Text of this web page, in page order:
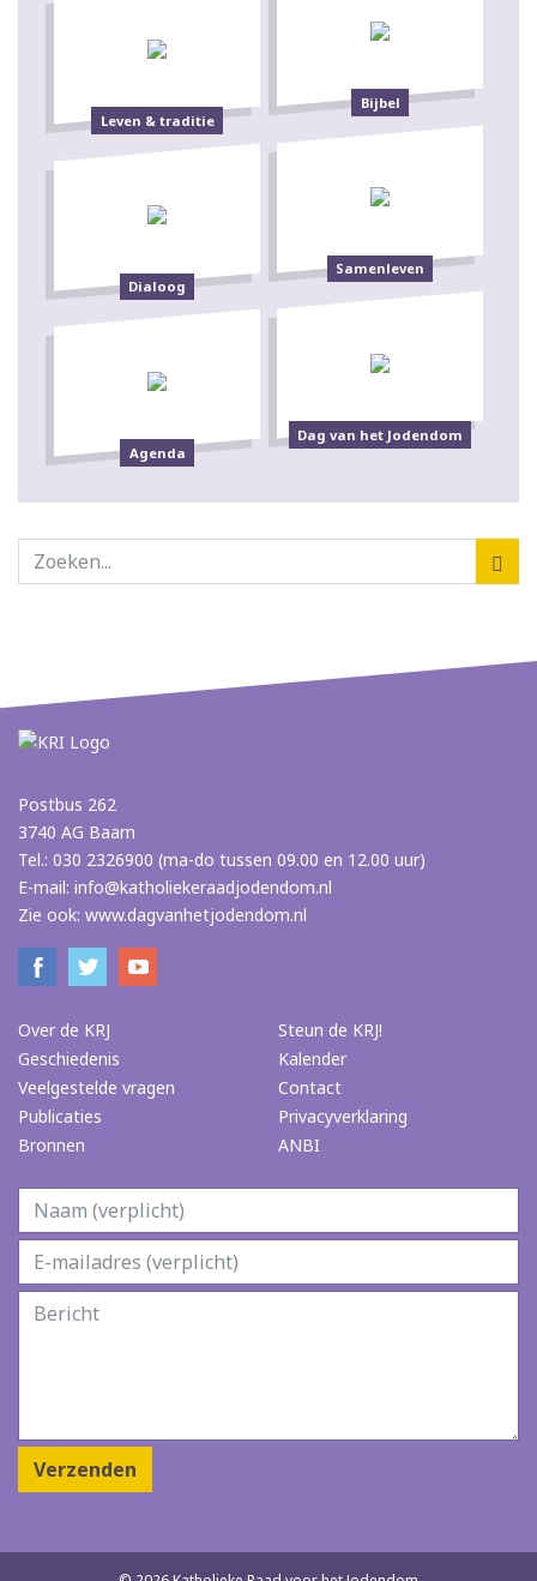
Leven & traditie
Bijbel
Dialoog
Samenleven
Agenda
Dag van het Jodendom
Postbus 262
3740 AG Baarn
Tel.: 030 2326900 (ma-do tussen 09.00 en 12.00 uur)
E-mail: info@katholiekeraadjodendom.nl
Zie ook: www.dagvanhetjodendom.nl
Over de KRJ
Geschiedenis
Veelgestelde vragen
Publicaties
Bronnen
Steun de KRJ!
Kalender
Contact
Privacyverklaring
ANBI
Verzenden